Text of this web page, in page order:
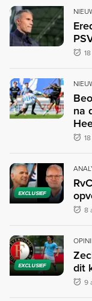
na
EXCLUSIEF
8
EXCLUSIEF
dit
9